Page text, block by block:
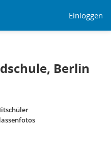
Einloggen
Berlin